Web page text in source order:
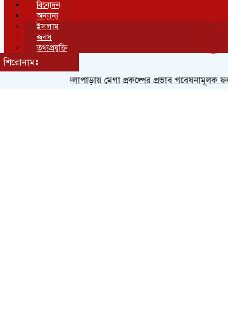
বিনোদন
অন্যান্য
ইসলাম
জবস
তথ্যপ্রযুক্তি
লাইফস্টাইল
শিক্ষা
শিরোনামঃ
কলাপাড়ায় মেগা প্রকল্পের প্রভাব গবেষনামূলক ফলাফল